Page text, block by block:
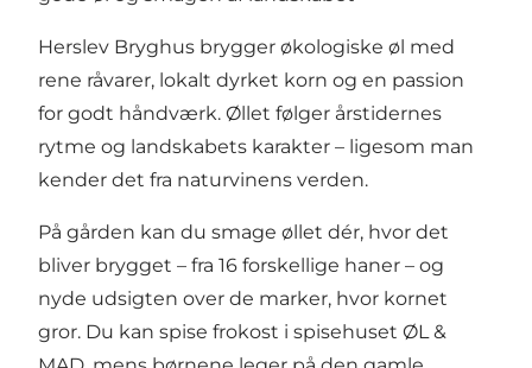
Herslev Bryghus brygger økologiske øl med
rene råvarer, lokalt dyrket korn og en passion
for godt håndværk. Øllet følger årstidernes
rytme og landskabets karakter – ligesom man
kender det fra naturvinens verden.
På gården kan du smage øllet dér, hvor det
bliver brygget – fra 16 forskellige haner – og
nyde udsigten over de marker, hvor kornet
gror. Du kan spise frokost i spisehuset ØL &